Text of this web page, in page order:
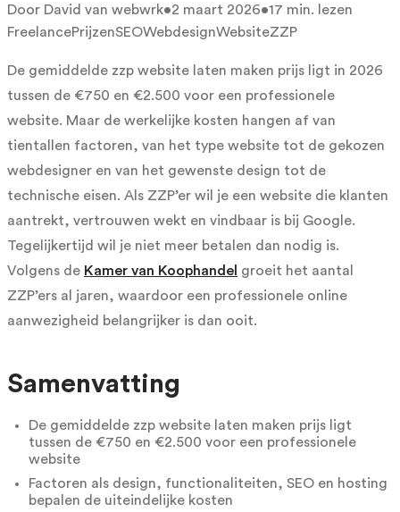
Door David van webwrk•2 maart 2026•17 min. lezen
FreelancePrijzenSEOWebdesignWebsiteZZP
De gemiddelde zzp website laten maken prijs ligt in 2026
tussen de €750 en €2.500 voor een professionele
website. Maar de werkelijke kosten hangen af van
tientallen factoren, van het type website tot de gekozen
webdesigner en van het gewenste design tot de
technische eisen. Als ZZP’er wil je een website die klanten
aantrekt, vertrouwen wekt en vindbaar is bij Google.
Tegelijkertijd wil je niet meer betalen dan nodig is.
Volgens de Kamer van Koophandel groeit het aantal
ZZP’ers al jaren, waardoor een professionele online
aanwezigheid belangrijker is dan ooit.
Samenvatting
De gemiddelde zzp website laten maken prijs ligt
tussen de €750 en €2.500 voor een professionele
website
Factoren als design, functionaliteiten, SEO en hosting
bepalen de uiteindelijke kosten